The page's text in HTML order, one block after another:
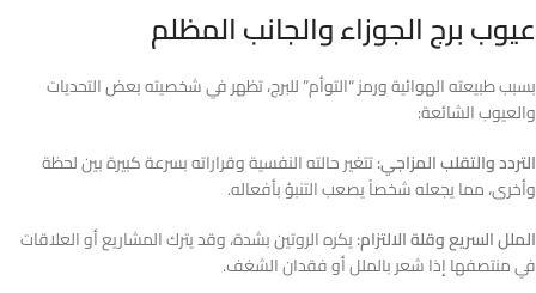
عيوب برج الجوزاء والجانب المظلم
بسبب طبيعته الهوائية ورمز “التوأم” للبرج، تظهر في شخصيته بعض التحديات
والعيوب الشائعة:
التردد والتقلب المزاجي:تتغير حالته النفسية وقراراته بسرعة كبيرة بين لحظة
وأخرى، مما يجعله شخصاً يصعب التنبؤ بأفعاله.
الملل السريع وقلة الالتزام:يكره الروتين بشدة، وقد يترك المشاريع أو العلاقات
في منتصفها إذا شعر بالملل أو فقدان الشغف.